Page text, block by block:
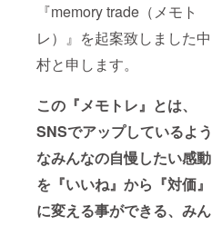
『memory trade（メモト
レ）』を起案致しました中
村と申します。
この『メモトレ』とは、
SNSでアップしているよう
なみんなの自慢したい感動
を『いいね』から『対価』
に変える事ができる、みん